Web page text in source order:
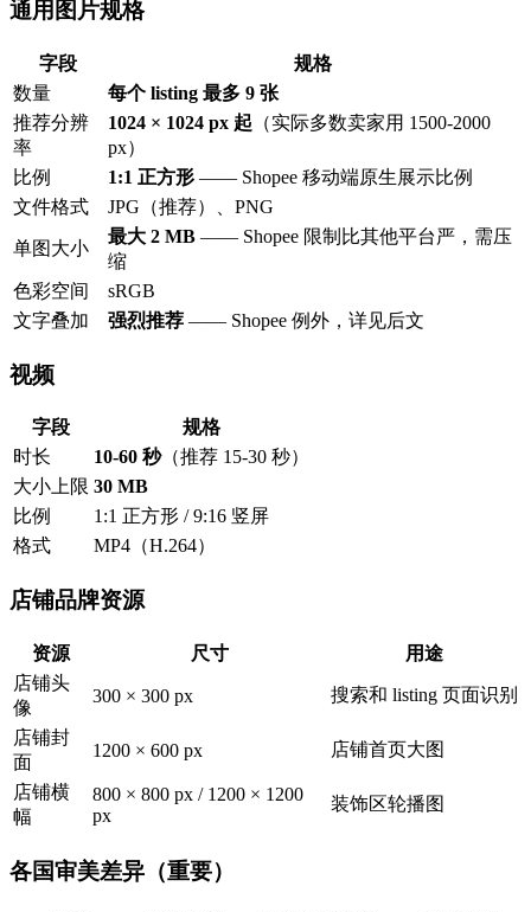
通用图片规格
字段
规格
数量
每个 listing 最多 9 张
推荐分辨
率
1024 × 1024 px 起 （实际多数卖家用 1500-2000
px）
比例
1:1 正方形 —— Shopee 移动端原生展示比例
文件格式
JPG（推荐）、PNG
单图大小
最大 2 MB —— Shopee 限制比其他平台严，需压
缩
色彩空间
sRGB
文字叠加
强烈推荐 —— Shopee 例外，详见后文
视频
字段
规格
时长
10-60 秒（推荐 15-30 秒）
大小上限 30 MB
比例
1:1 正方形 / 9:16 竖屏
格式
MP4（H.264）
店铺品牌资源
资源 尺寸
用途
店铺头
像
300 × 300 px 搜索和 listing 页面识别
店铺封
面
1200 × 600 px 店铺首页大图
店铺横
幅
800 × 800 px / 1200 × 1200
px
装饰区轮播图
各国审美差异（重要）